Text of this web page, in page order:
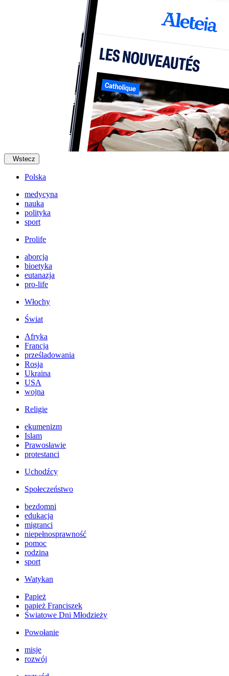
Wstecz
Polska
medycyna
nauka
polityka
sport
Prolife
aborcja
bioetyka
eutanazja
pro-life
Włochy
Świat
Afryka
Francja
prześladowania
Rosja
Ukraina
USA
wojna
Religie
ekumenizm
Islam
Prawosławie
protestanci
Uchodźcy
Społeczeństwo
bezdomni
edukacja
migranci
niepełnosprawność
pomoc
rodzina
sport
Watykan
Papież
papież Franciszek
Światowe Dni Młodzieży
Powołanie
misje
rozwój